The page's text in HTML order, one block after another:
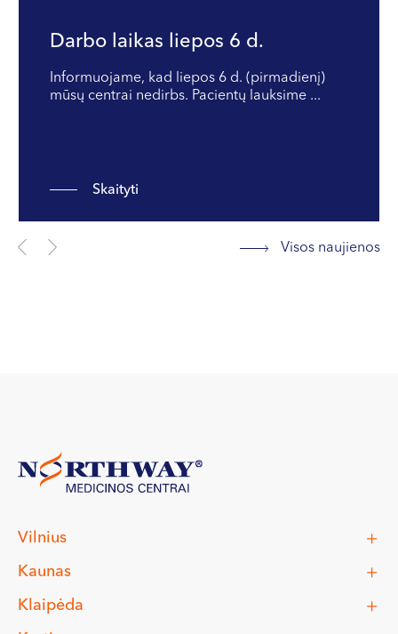
Darbo laikas liepos 6 d.
Informuojame, kad liepos 6 d. (pirmadienį)
mūsų centrai nedirbs. Pacientų lauksime ...
Skaityti
Visos naujienos
Vilnius
Kaunas
Klaipėda